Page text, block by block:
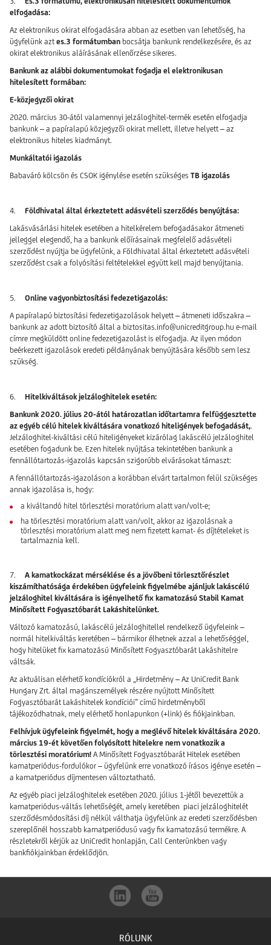
elfogadása:
Az elektronikus okirat elfogadására abban az esetben van lehetőség, ha
ügyfelünk azt es.3 formátumban bocsátja bankunk rendelkezésére, és az
okirat elektronikus aláírásának ellenőrzése sikeres.
Bankunk az alábbi dokumentumokat fogadja el elektronikusan
hitelesített formában:
E-közjegyzői okirat
2020. március 30-ától valamennyi jelzáloghitel-termék esetén elfogadja
bankunk – a papíralapú közjegyzői okirat mellett, illetve helyett – az
elektronikus hiteles kiadmányt.
Munkáltatói igazolás
Babaváró kölcsön és CSOK igénylése esetén szükséges TB igazolás
4. Földhivatal által érkeztetett adásvételi szerződés benyújtása:
Lakásvásárlási hitelek esetében a hitelkérelem befogadásakor átmeneti
jelleggel elegendő, ha a bankunk előírásainak megfelelő adásvételi
szerződést nyújtja be ügyfelünk, a Földhivatal által érkeztetett adásvételi
szerződést csak a folyósítási feltételekkel együtt kell majd benyújtania.
5. Online vagyonbiztosítási fedezetigazolás:
A papíralapú biztosítási fedezetigazolások helyett – átmeneti időszakra –
bankunk az adott biztosító által a biztositas.info@unicreditgroup.hu e-mail
címre megküldött online fedezetigazolást is elfogadja. Az ilyen módon
beérkezett igazolások eredeti példányának benyújtására később sem lesz
szükség.
6. Hitelkiváltások jelzáloghitelek esetén:
Bankunk 2020. július 20-ától határozatlan időtartamra felfüggesztette
az egyéb célú hitelek kiváltására vonatkozó hiteligények befogadását,.
Jelzáloghitel-kiváltási célú hiteligényeket kizárólag lakáscélú jelzáloghitel
esetében fogadunk be. Ezen hitelek nyújtása tekintetében bankunk a
fennállótartozás-igazolás kapcsán szigorúbb elvárásokat támaszt:
A fennállótartozás-igazoláson a korábban elvárt tartalmon felül szükséges
annak igazolása is, hogy:
a kiváltandó hitel törlesztési moratórium alatt van/volt-e;
ha törlesztési moratórium alatt van/volt, akkor az igazolásnak a
törlesztési moratórium alatt meg nem fizetett kamat- és díjtételeket is
tartalmaznia kell.
7. A kamatkockázat mérséklése és a jövőbeni törlesztőrészlet
kiszámíthatósága érdekében ügyfeleink figyelmébe ajánljuk lakáscélú
jelzáloghitel kiváltására is igényelhető fix kamatozású Stabil Kamat
Minősített Fogyasztóbarát Lakáshitelünket.
Változó kamatozású, lakáscélú jelzáloghitellel rendelkező ügyfeleink –
normál hitelkiváltás keretében – bármikor élhetnek azzal a lehetőséggel,
hogy hitelüket fix kamatozású Minősített Fogyasztóbarát Lakáshitelre
váltsák.
Az aktuálisan elérhető kondíciókról a „Hirdetmény – Az UniCredit Bank
Hungary Zrt. által magánszemélyek részére nyújtott Minősített
Fogyasztóbarát Lakáshitelek kondíciói” című hirdetményből
tájékozódhatnak, mely elérhető honlapunkon (+link) és fiókjainkban.
Felhívjuk ügyfeleink figyelmét, hogy a meglévő hitelek kiváltására 2020.
március 19-ét követően folyósított hitelekre nem vonatkozik a
törlesztési moratórium! A Minősített Fogyasztóbarát Hitelek esetében
kamatperiódus-fordulókor – ügyfelünk erre vonatkozó írásos igénye esetén –
a kamatperiódus díjmentesen változtatható.
Az egyéb piaci jelzáloghitelek esetében 2020. július 1-jétől bevezettük a
kamatperiódus-váltás lehetőségét, amely keretében piaci jelzáloghitelét
szerződésmódosítási díj nélkül válthatja ügyfelünk az eredeti szerződésben
szereplőnél hosszabb kamatperiódusú vagy fix kamatozású termékre. A
részletekről kérjük az UniCredit honlapján, Call Centerünkben vagy
bankfiókjainkban érdeklődjön.
RÓLUNK